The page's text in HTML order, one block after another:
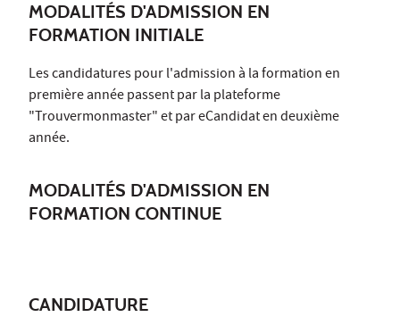
MODALITÉS D'ADMISSION EN
FORMATION INITIALE
Les candidatures pour l'admission à la formation en
première année passent par la plateforme
"Trouvermonmaster" et par eCandidat en deuxième
année.
MODALITÉS D'ADMISSION EN
FORMATION CONTINUE
CANDIDATURE